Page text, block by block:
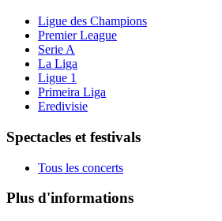
Ligue des Champions
Premier League
Serie A
La Liga
Ligue 1
Primeira Liga
Eredivisie
Spectacles et festivals
Tous les concerts
Plus d'informations